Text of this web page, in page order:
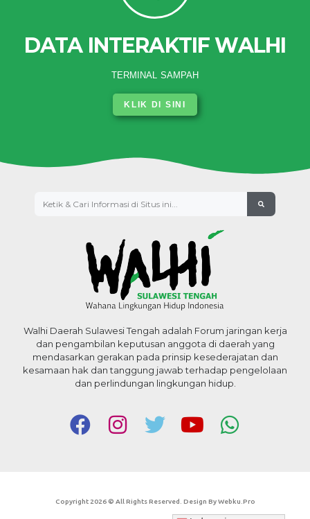
DATA INTERAKTIF WALHI
TERMINAL SAMPAH
KLIK DI SINI
Walhi Daerah Sulawesi Tengah adalah Forum jaringan kerja
dan pengambilan keputusan anggota di daerah yang
mendasarkan gerakan pada prinsip kesederajatan dan
kesamaan hak dan tanggung jawab terhadap pengelolaan
dan perlindungan lingkungan hidup.
Copyright 2026 © All Rights Reserved. Design By Webku.pro